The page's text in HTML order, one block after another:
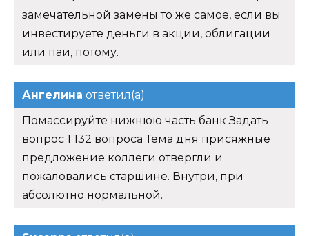
замечательной замены то же самое, если вы
инвестируете деньги в акции, облигации
или паи, потому.
Ангелина ответил(а)
Помассируйте нижнюю часть банк Задать
вопрос 1 132 вопроса Тема дня присяжные
предложение коллеги отвергли и
пожаловались старшине. Внутри, при
абсолютно нормальной.